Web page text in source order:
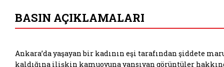
BASIN AÇIKLAMALARI
Ankara’da yaşayan bir kadının eşi tarafından şiddete
kaldığına ilişkin kamuoyuna yansıyan görüntüler